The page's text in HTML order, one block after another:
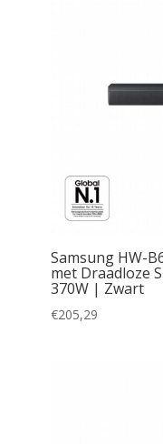
Samsung HW-
met Draadloze
370W | Zwart
€205,29